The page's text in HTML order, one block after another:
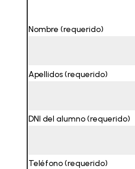
Nombre (requerido)
Apellidos (requerido)
DNI del alumno (requerido)
Teléfono (requerido)